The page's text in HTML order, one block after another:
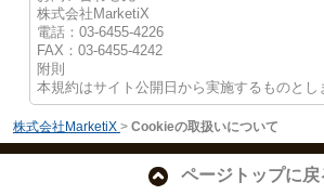
株式会社MarketiX
電話：03-6455-4226
FAX：03-6455-4242
附則
本規約はサイト公開日から実施するものとし
株式会社MarketiX > Cookieの取扱いについて
ページトップに戻